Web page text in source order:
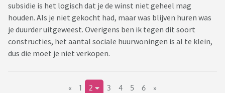
subsidie is het logisch dat je de winst niet geheel mag
houden. Als je niet gekocht had, maar was blijven huren was
je duurder uitgeweest. Overigens ben ik tegen dit soort
constructies, het aantal sociale huurwoningen is al te klein,
dus die moet je niet verkopen.
« 1 2 3 4 5 6 »